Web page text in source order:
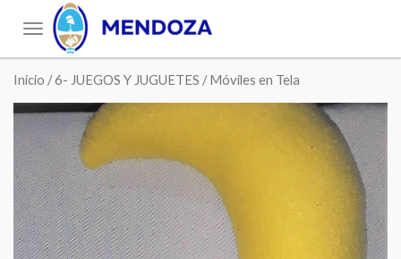
Toggle
navigation
Inicio /6- JUEGOS Y JUGUETES / Móviles en Tela